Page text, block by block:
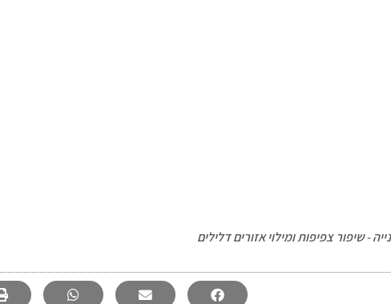
שיפור צפיפות ומילוי אזורים דלילים